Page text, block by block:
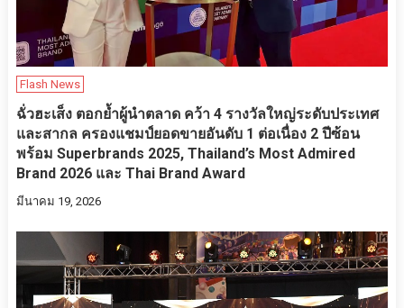
Flash News
ฉั่วฮะเส็ง ตอกย้ำผู้นำตลาด คว้า 4 รางวัลใหญ่ระดับประเทศ
และสากล ครองแชมป์ยอดขายอันดับ 1 ต่อเนื่อง 2 ปีซ้อน
พร้อม Superbrands 2025, Thailand’s Most Admired
Brand 2026 และ Thai Brand Award
มีนาคม 19, 2026